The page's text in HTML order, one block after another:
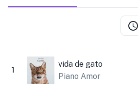
1
vida de gato
Piano Amor